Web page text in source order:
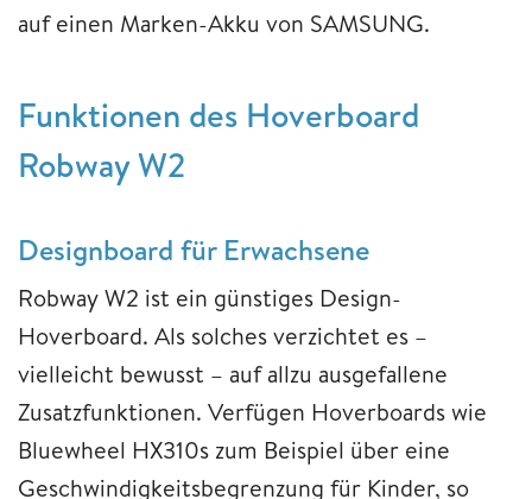
auf einen Marken-Akku von SAMSUNG.
Funktionen des Hoverboard
Robway W2
Designboard für Erwachsene
Robway W2 ist ein günstiges Design-
Hoverboard. Als solches verzichtet es –
vielleicht bewusst – auf allzu ausgefallene
Zusatzfunktionen. Verfügen Hoverboards wie
Bluewheel HX310s zum Beispiel über eine
Geschwindigkeitsbegrenzung für Kinder, so